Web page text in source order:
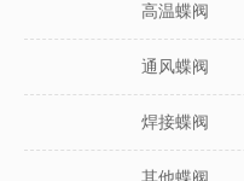
高温蝶阀
通风蝶阀
焊接蝶阀